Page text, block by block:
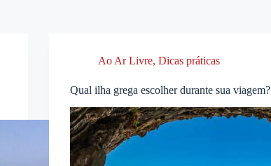
Ao Ar Livre,Dicas práticas
Qual ilha grega escolher durante sua viagem?